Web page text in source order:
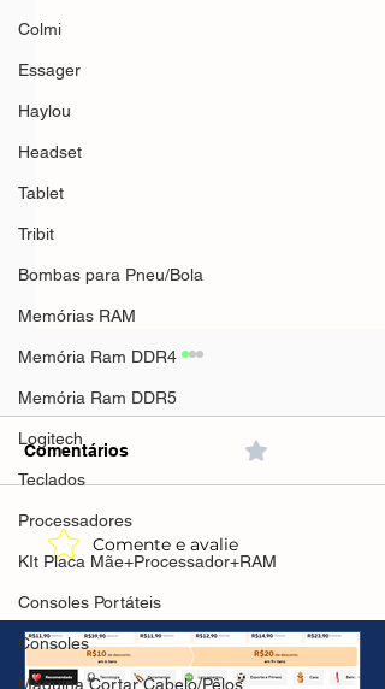
Colmi
Essager
Haylou
Headset
Tablet
Tribit
Bombas para Pneu/Bola
Memórias RAM
Memória Ram DDR4
Memória Ram DDR5
Logitech
Teclados
Processadores
KIt Placa Mãe+Processador+RAM
Consoles Portáteis
Consoles
Máquina Cortar Cabelo/Pêlos
Retroid Pocket Flip 2
AMOLED, Snapdragon 865,
Android13, 5000mAh,Hall
Effect(AliExpress)8/128GB-
Comentários
Comente e avalie